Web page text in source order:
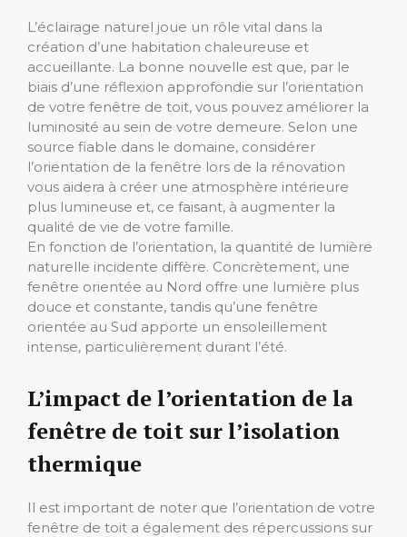
L’éclairage naturel joue un rôle vital dans la
création d’une habitation chaleureuse et
accueillante. La bonne nouvelle est que, par le
biais d’une réflexion approfondie sur l’orientation
de votre fenêtre de toit, vous pouvez améliorer la
luminosité au sein de votre demeure. Selon une
source fiable dans le domaine, considérer
l’orientation de la fenêtre lors de la rénovation
vous aidera à créer une atmosphère intérieure
plus lumineuse et, ce faisant, à augmenter la
qualité de vie de votre famille.
En fonction de l’orientation, la quantité de lumière
naturelle incidente diffère. Concrètement, une
fenêtre orientée au Nord offre une lumière plus
douce et constante, tandis qu’une fenêtre
orientée au Sud apporte un ensoleillement
intense, particulièrement durant l’été.
L’impact de l’orientation de la
fenêtre de toit sur l’isolation
thermique
Il est important de noter que l’orientation de votre
fenêtre de toit a également des répercussions sur